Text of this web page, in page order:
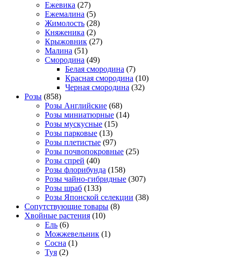
Ежевика (27)
Ежемалина (5)
Жимолость (28)
Княженика (2)
Крыжовник (27)
Малина (51)
Смородина (49)
Белая смородина (7)
Красная смородина (10)
Черная смородина (32)
Розы (858)
Розы Английские (68)
Розы миниатюрные (14)
Розы мускусные (15)
Розы парковые (13)
Розы плетистые (97)
Розы почвопокровные (25)
Розы спрей (40)
Розы флорибунда (158)
Розы чайно-гибридные (307)
Розы шраб (133)
Розы Японской селекции (38)
Сопутствующие товары (8)
Хвойные растения (10)
Ель (6)
Можжевельник (1)
Сосна (1)
Туя (2)